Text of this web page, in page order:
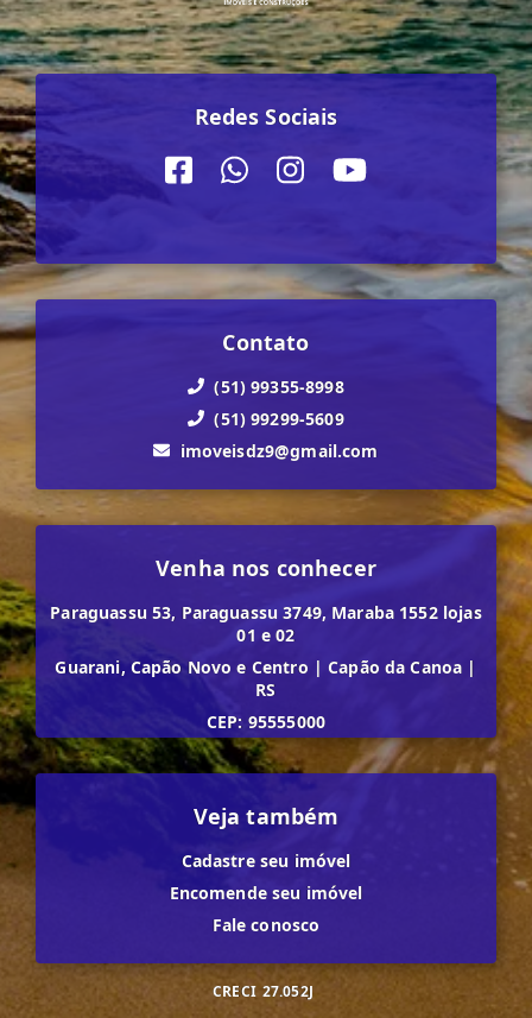
Redes Sociais
Contato
(51) 99355-8998
(51) 99299-5609
imoveisdz9@gmail.com
Venha nos conhecer
Paraguassu 53, Paraguassu 3749, Maraba 1552 lojas
01 e 02
Guarani, Capão Novo e Centro | Capão da Canoa |
RS
CEP: 95555000
Veja também
Cadastre seu imóvel
Encomende seu imóvel
Fale conosco
CRECI 27.052J